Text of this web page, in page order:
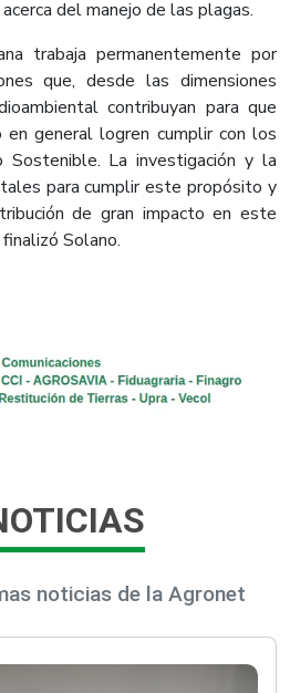
del manejo de las plagas.
trabaja permanentemente por
que, desde las dimensiones
contribuyan para que
general logren cumplir con los
La investigación y la
para cumplir este propósito y
de gran impacto en este
Solano.​
noticias de la Agronet